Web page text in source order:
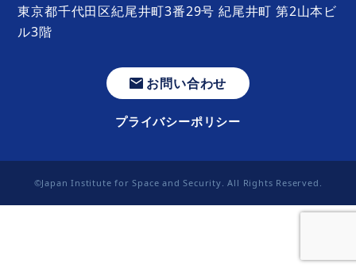
東京都千代田区紀尾井町3番29号 紀尾井町 第2山本ビ
ル3階
お問い合わせ
プライバシーポリシー
©Japan Institute for Space and Security. All Rights Reserved.